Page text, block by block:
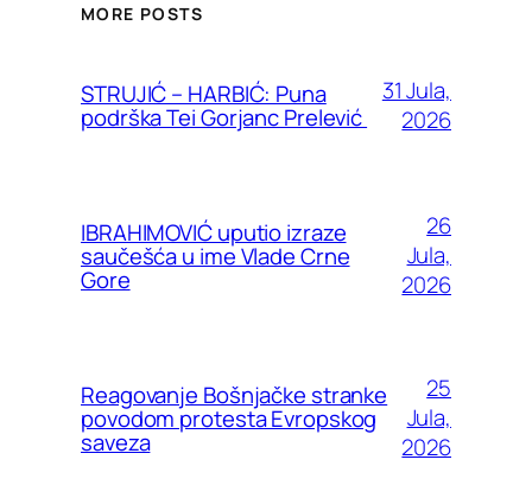
MORE POSTS
STRUJIĆ – HARBIĆ: Puna
podrška Tei Gorjanc Prelević
31 Jula,
2026
IBRAHIMOVIĆ uputio izraze
saučešća u ime Vlade Crne
Gore
26
Jula,
2026
Reagovanje Bošnjačke stranke
povodom protesta Evropskog
saveza
25
Jula,
2026